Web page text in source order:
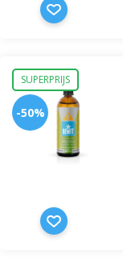
SUPERPRIJS
-50%